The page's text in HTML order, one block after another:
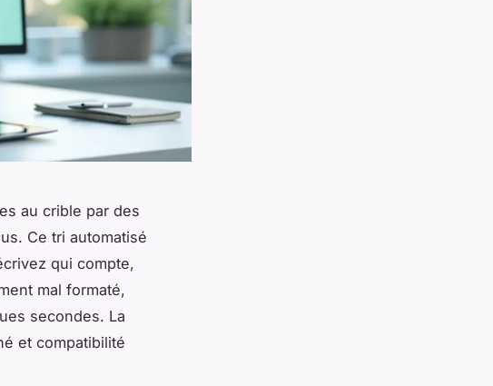
au crible par des
Ce tri automatisé
qui compte,
mal formaté,
secondes. La
et compatibilité